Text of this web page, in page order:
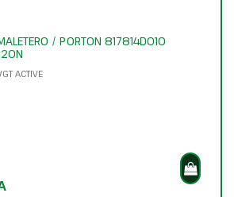
/ PORTON 817814D010
ACTIVE